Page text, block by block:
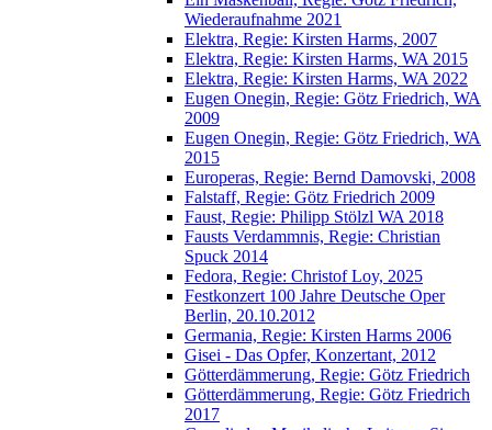
Wiederaufnahme 2021
Elektra, Regie: Kirsten Harms, 2007
Elektra, Regie: Kirsten Harms, WA 2015
Elektra, Regie: Kirsten Harms, WA 2022
Eugen Onegin, Regie: Götz Friedrich, WA
2009
Eugen Onegin, Regie: Götz Friedrich, WA
2015
Europeras, Regie: Bernd Damovski, 2008
Falstaff, Regie: Götz Friedrich 2009
Faust, Regie: Philipp Stölzl WA 2018
Fausts Verdammnis, Regie: Christian
Spuck 2014
Fedora, Regie: Christof Loy, 2025
Festkonzert 100 Jahre Deutsche Oper
Berlin, 20.10.2012
Germania, Regie: Kirsten Harms 2006
Gisei - Das Opfer, Konzertant, 2012
Götterdämmerung, Regie: Götz Friedrich
Götterdämmerung, Regie: Götz Friedrich
2017